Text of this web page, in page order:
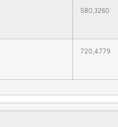
580,3260
720,4779